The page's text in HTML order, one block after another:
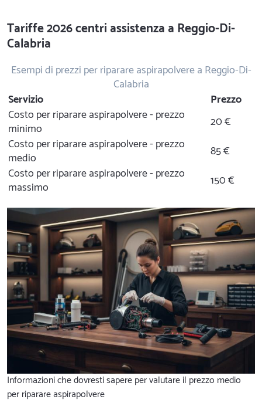
Tariffe 2026 centri assistenza a Reggio-Di-
Calabria
Esempi di prezzi per riparare aspirapolvere a Reggio-Di-
Calabria
Servizio
Prezzo
Costo per riparare aspirapolvere - prezzo
minimo
20 €
Costo per riparare aspirapolvere - prezzo
medio
85 €
Costo per riparare aspirapolvere - prezzo
massimo
150 €
Informazioni che dovresti sapere per valutare il prezzo medio
per riparare aspirapolvere